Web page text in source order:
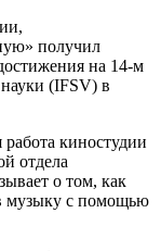
получил
на 14-м
(IFSV) в
киностудии
отдела
о том, как
музыку с помощью